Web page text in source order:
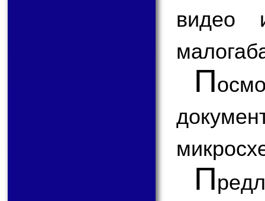
видео
П
П